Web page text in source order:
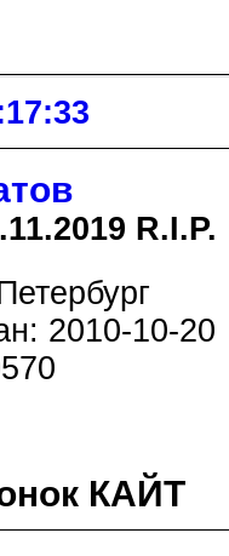
R.I.P.
2010-10-20
КАЙТ